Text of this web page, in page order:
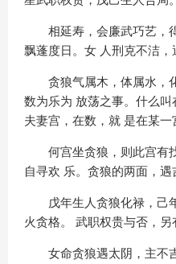
相延寿，会廉武巧艺，
飘蓬度日。女 人刑克不洁，
贪狼气属木，体属水，
数为乐为 放荡之事。什么
夫妻宫，在数，就 是在某一
何宫坐贪狼，则此宫有
自寻欢 乐。贪狼的两面，遇
戊年生人贪狼化禄，己
火贪格。 武职权贵与否，另
女命贪狼遇太阴，主不